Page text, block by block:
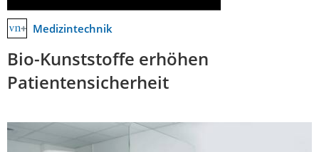
Medizintechnik
Bio-Kunststoffe erhöhen
Patientensicherheit